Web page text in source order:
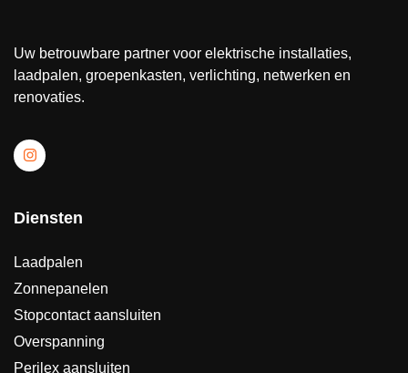
Uw betrouwbare partner voor elektrische installaties,
laadpalen, groepenkasten, verlichting, netwerken en
renovaties.
Diensten
Laadpalen
Zonnepanelen
Stopcontact aansluiten
Overspanning
Perilex aansluiten